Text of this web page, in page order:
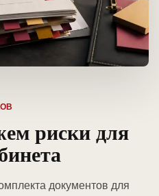
риски для
документов для